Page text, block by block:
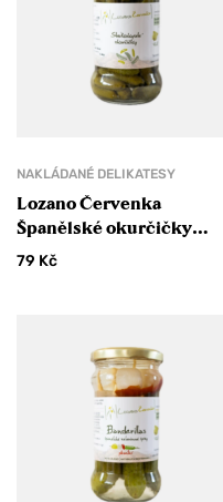
NAKLÁDANÉ DELIKATESY
Lozano Červenka
Španělské okurčičky
Cornichon
79 Kč